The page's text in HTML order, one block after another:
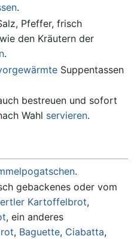
.
Pfeffer, frisch
den Kräutern der
.
Suppentassen
bestreuen und sofort
Wahl servieren.
.
gebackenes oder vom
Kartoffelbrot,
, ein anderes
, Baguette, Ciabatta,